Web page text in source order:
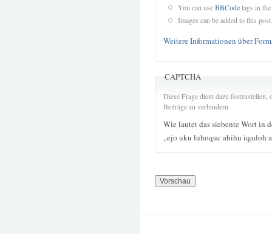
You can useBBCodetags in
Images can be added to this post.
Weitere Informationen über
CAPTCHA
Diese Frage dient dazu
Beiträge zu verhindern.
Wie lautet das siebente Wort in
„ejo uku luhoquc ahihu iqadoh